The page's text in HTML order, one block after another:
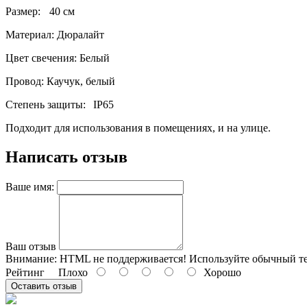
Размер:
40 см
Материал: Дюралайт
Цвет свечения: Белый
Провод: Каучук, белый
Степень защиты:
IP65
Подходит для использования в помещениях, и на улице.
Написать отзыв
Ваше имя:
Ваш отзыв
Внимание: HTML не поддерживается! Используйте обычный
Рейтинг Плохо Хорошо
Оставить отзыв